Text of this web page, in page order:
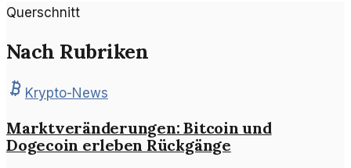
Querschnitt
Nach Rubriken
Krypto-News
Marktveränderungen: Bitcoin und
Dogecoin erleben Rückgänge